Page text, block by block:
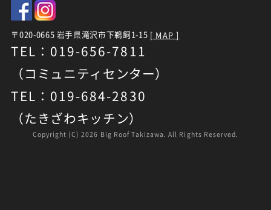
〒020-0665 岩手県滝沢市下鵜飼1-15 [ MAP ]
TEL：019-656-7811
（コミュニティセンター）
TEL：019-684-2830
（たきざわキッチン）
Copyright (C)2026 Big Roof Takizawa. All Rights Reserved.